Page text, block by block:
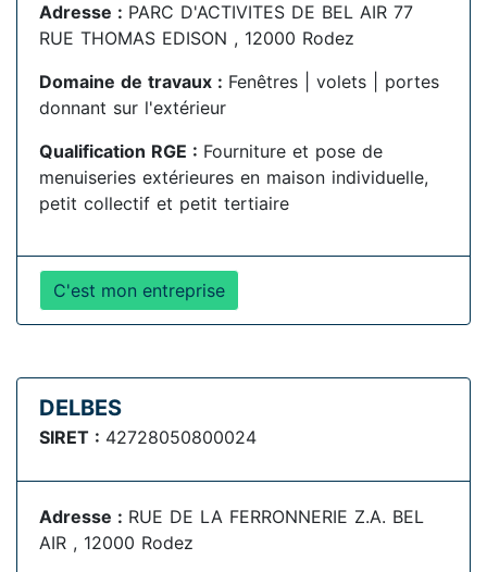
Adresse : PARC D'ACTIVITES DE BEL AIR 77
RUE THOMAS EDISON , 12000 Rodez
Domaine de travaux : Fenêtres | volets | portes
donnant sur l'extérieur
Qualification RGE : Fourniture et pose de
menuiseries extérieures en maison individuelle,
petit collectif et petit tertiaire
C'est mon entreprise
DELBES
SIRET : 42728050800024
Adresse : RUE DE LA FERRONNERIE Z.A. BEL
AIR , 12000 Rodez